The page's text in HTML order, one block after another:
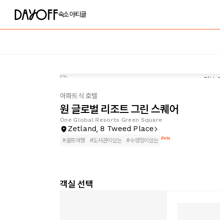
숙소아티클
아파트식 호텔
원 글로벌 리조트 그린 스퀘어
One Global Resorts Green Square
Zetland, 8 Tweed Place
#골프여행 #도서관이있는 #수영장이있는 Beta
객실 선택